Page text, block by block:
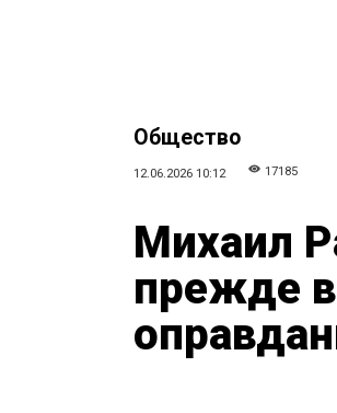
Общество
12.06.2026 10:12 17185
Михаил
прежде